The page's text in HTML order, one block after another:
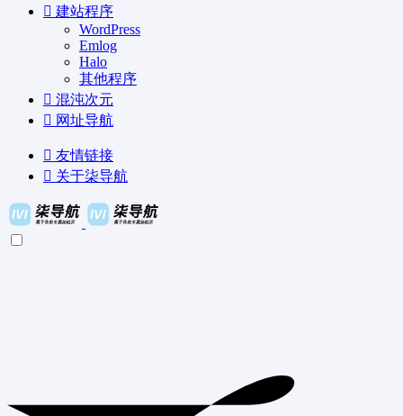
建站程序
WordPress
Emlog
Halo
其他程序
混沌次元
网址导航
友情链接
关于柒导航